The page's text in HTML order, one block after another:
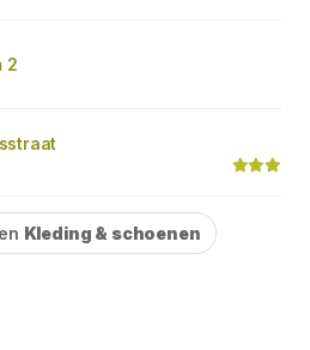
2
Kleding & schoenen